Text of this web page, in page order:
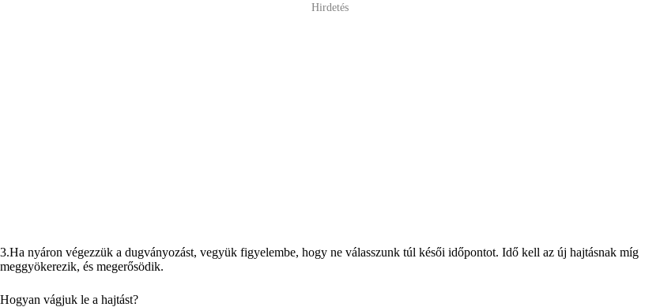
Hirdetés
3.Ha nyáron végezzük a dugványozást, vegyük figyelembe, hogy ne válasszunk túl késői időpontot. Idő kell az új hajtásnak míg
meggyökerezik, és megerősödik.
Hogyan vágjuk le a hajtást?